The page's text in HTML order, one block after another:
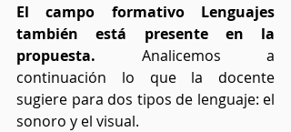
El campo formativo Lenguajes
también está presente en la
propuesta. Analicemos a
continuación lo que la docente
sugiere para dos tipos de lenguaje: el
sonoro y el visual.